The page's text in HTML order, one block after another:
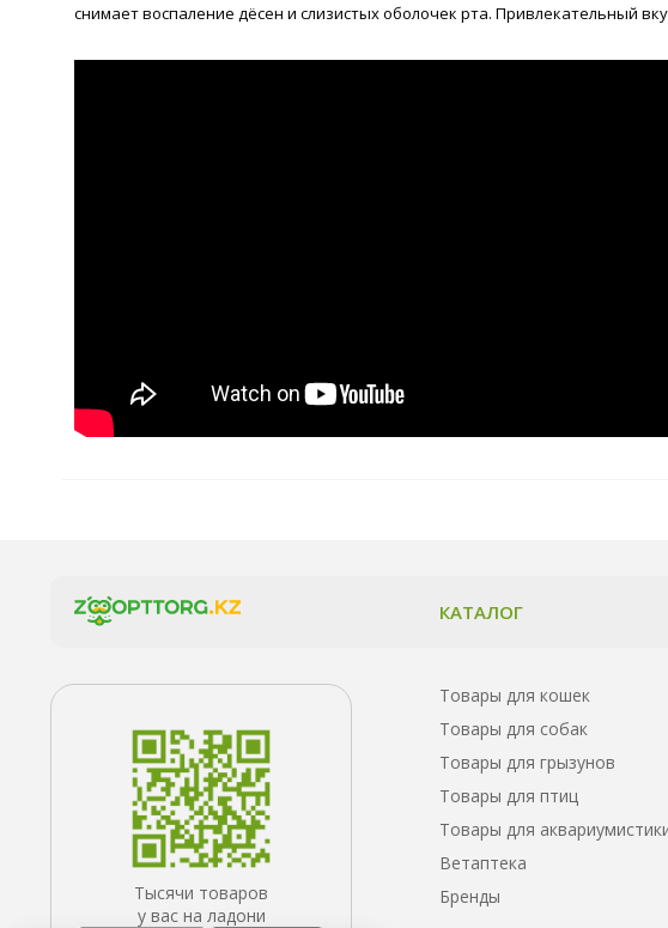
снимает воспаление дёсен и слизистых оболочек рта. Привлекательный
Тысячи товаров
у вас на ладони
КАТАЛОГ
Товары для кошек
Товары для собак
Товары для грызунов
Товары для птиц
Товары для
Ветаптека
Бренды